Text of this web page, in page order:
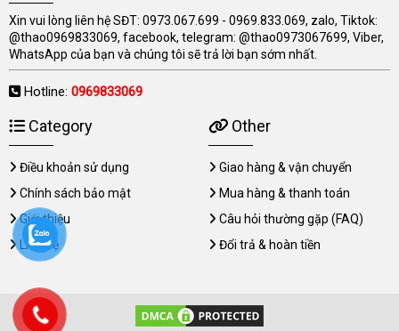
Xin vui lòng liên hệ SĐT: 0973.067.699 - 0969.833.069, zalo, Tiktok:
@thao0969833069, facebook, telegram: @thao0973067699, Viber,
WhatsApp của bạn và chúng tôi sẽ trả lời bạn sớm nhất.
Hotline: 0969833069
Category
Điều khoản sử dụng
Chính sách bảo mật
Giới thiệu
Liên hệ
Other
Giao hàng & vận chuyển
Mua hàng & thanh toán
Câu hỏi thường gặp (FAQ)
Đổi trả & hoàn tiền